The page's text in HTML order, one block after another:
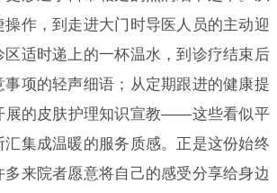
作，到走进大门时导医人员的主动迎
区适时递上的一杯温水，到诊疗结束后
项的轻声细语；从定期跟进的健康提
展的皮肤护理知识宣教——这些看似平
集成温暖的服务质感。正是这份始终
来院者愿意将自己的感受分享给身边